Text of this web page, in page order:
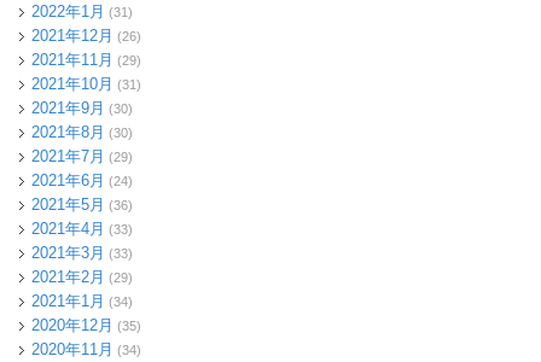
2022年1月 (31)
2021年12月 (26)
2021年11月 (29)
2021年10月 (31)
2021年9月 (30)
2021年8月 (30)
2021年7月 (29)
2021年6月 (24)
2021年5月 (36)
2021年4月 (33)
2021年3月 (33)
2021年2月 (29)
2021年1月 (34)
2020年12月 (35)
2020年11月 (34)